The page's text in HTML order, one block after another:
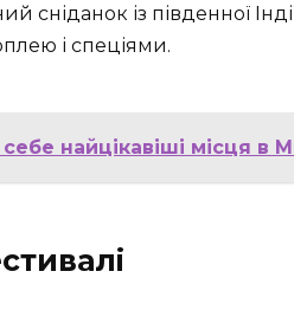
сніданок із південної
і спеціями.
найцікавіші місця в